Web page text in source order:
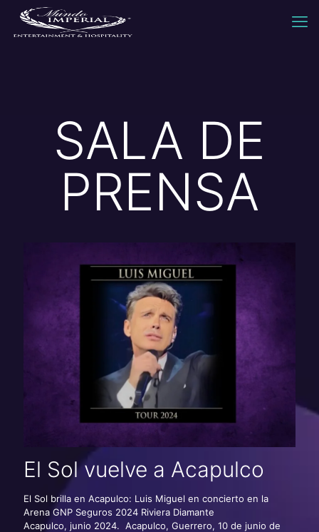
SALA DE
PRENSA
El Sol vuelve a Acapulco
El Sol brilla en Acapulco: Luis Miguel en concierto en la
Arena GNP Seguros 2024 Riviera Diamante
Acapulco, junio 2024. Acapulco, Guerrero, 10 de junio de